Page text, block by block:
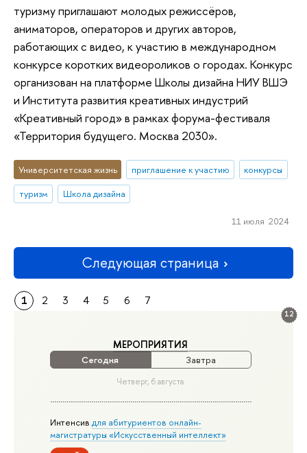
12
МЕРОПРИЯТИЯ
Сегодня Завтра
Четверг, 6 августа
Интенсивдля абитуриентов онлайн-
магистратуры «Искусственный интеллект»
туризму приглашают молодых режиссёров,
аниматоров, операторов и других авторов,
работающих с видео, к участию в международном
конкурсе коротких видеороликов о городах. Конкурс
организован на платформе Школы дизайна НИУ ВШЭ
и Института развития креативных индустрий
«Креативный город» в рамках форума-фестиваля
«Территория будущего. Москва 2030».
Университетская жизнь приглашение к участию
конкурсы
туризм
Школа дизайна
11 июля 2024
Следующая страница
1 2 3 4 5 6 7